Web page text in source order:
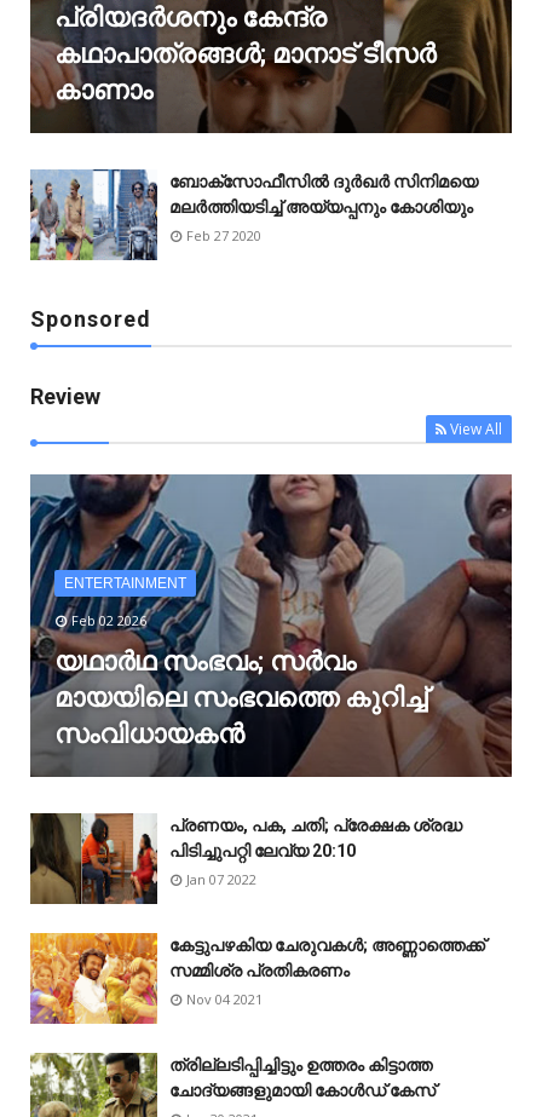
പ്രിയദർശനും കേന്ദ്ര
കഥാപാത്രങ്ങൾ; മാനാട് ടീസർ
കാണാം
ബോക്‌സോഫീസിൽ ദുർഖർ സിനിമയെ
മലർത്തിയടിച്ച് അയ്യപ്പനും കോശിയും
Feb 27 2020
Sponsored
Review
View All
ENTERTAINMENT
Feb 02 2026
യഥാർഥ സംഭവം; സർവം
മായയിലെ സംഭവത്തെ കുറിച്ച്
സംവിധായകൻ
പ്രണയം, പക, ചതി; പ്രേക്ഷക ശ്രദ്ധ
പിടിച്ചുപറ്റി ലേവ്യ 20:10
Jan 07 2022
കേട്ടുപഴകിയ ചേരുവകൾ; അണ്ണാത്തെക്ക്
സമ്മിശ്ര പ്രതികരണം
Nov 04 2021
ത്രില്ലടിപ്പിച്ചിട്ടും ഉത്തരം കിട്ടാത്ത
ചോദ്യങ്ങളുമായി കോൾഡ് കേസ്